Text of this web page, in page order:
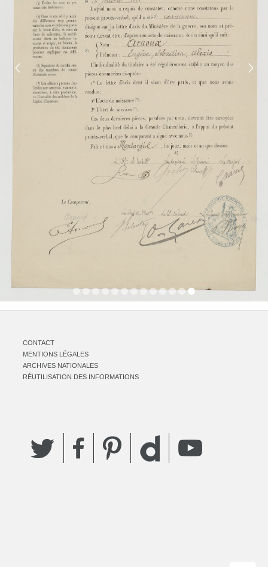
CONTACT
MENTIONS LÉGALES
ARCHIVES NATIONALES
RÉUTILISATION DES INFORMATIONS